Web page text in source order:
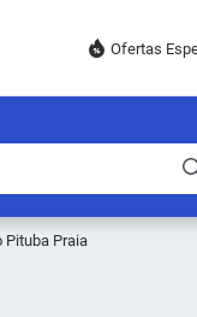
Ofertas
Pituba Praia